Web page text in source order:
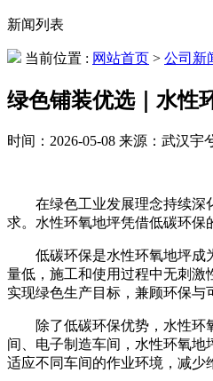
新闻列表
当前位置 : 网站首页 > 公司新
绿色铺装优选｜水性
时间：2026-05-08 来源：武汉
在绿色工业发展理念持续深
求。水性环氧地坪凭借低碳环保
低碳环保是水性环氧地坪成
量低，施工和使用过程中无刺激
实现绿色生产目标，兼顾环保与
除了低碳环保优势，水性
间、电子制造车间，水性环氧
适应不同车间的作业环境，减少